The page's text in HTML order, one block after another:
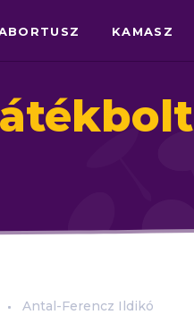
KAMASZ
Antal-Ferencz Ildikó